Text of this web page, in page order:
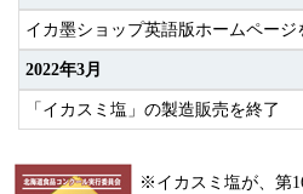
イカ墨ショップ英語版ホームページ
2022年3月
「イカスミ塩」の製造販売を終了
※イカスミ塩が、第